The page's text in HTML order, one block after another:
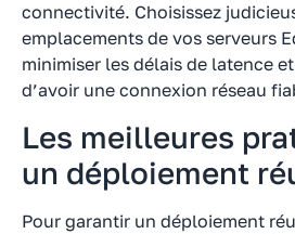
connectivité. Choisissez
emplacements de vos serveurs
minimiser les délais de latence
d’avoir une connexion réseau
Les meilleures
un déploiement
Pour garantir un déploiement